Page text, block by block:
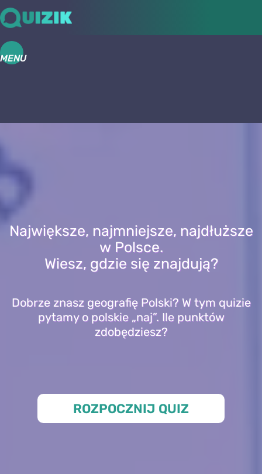
MENU
Największe, najmniejsze, najdłuższe
w Polsce.
Wiesz, gdzie się znajdują?
Dobrze znasz geografię Polski? W tym quizie
pytamy o polskie „naj”. Ile punktów
zdobędziesz?
ROZPOCZNIJ QUIZ